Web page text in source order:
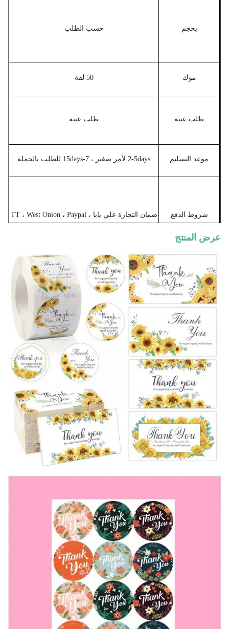
بحجم حسب الطلب
موك 50 لفة
طلب عينة طلب عينة
موعد التسليم 2-5days لأمر صغير ، 7-15days للطلب بالجملة
شروط الدفع ضمان التجارة علي بابا ، TT ، West Onion ، Paypal
طريقة الشحن النقل السريع والجوي والبحري والأرضي
تفاصيل التعبئة
التعبئة الطبيعية في كيس مقاوم للماء
طباعة جيدة ذاتية اللصق شكرا لك لفة ورق
تغليف ملصق التسمية
عرض المنتج